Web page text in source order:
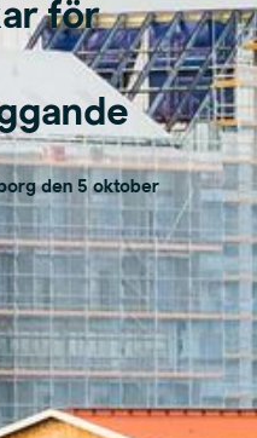
för
den 5 oktober